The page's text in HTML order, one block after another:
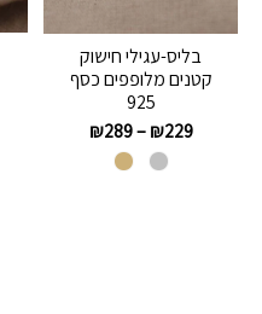
בליס-עגילי חישוק
קטנים מלופפים כסף
925
₪229
–
₪289